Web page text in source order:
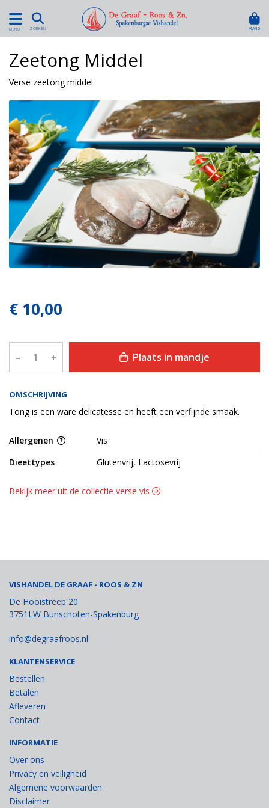
MENU ZOEKEN MAND
OMSCHRIJVING
Tong is een ware delicatesse en heeft een verfijnde smaak.
Zeetong Middel
Verse zeetong middel.
€ 10,00
– + Plaats in mandje
Allergenen
Vis
Dieettypes
Glutenvrij, Lactosevrij
Bekijk meer uit de collectie verse vis
VISHANDEL DE GRAAF - ROOS & ZN
De Hooistreep 20
3751LW Bunschoten-Spakenburg
info@degraafroos.nl
KLANTENSERVICE
Bestellen
Betalen
Afleveren
Contact
INFORMATIE
Over ons
Privacy en veiligheid
Algemene voorwaarden
Disclaimer